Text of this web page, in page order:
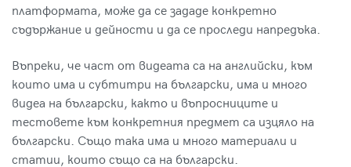
платформата, може да се зададе конкретно
съдържание и дейности и да се проследи напредъка.
Въпреки, че част от видеата са на английски, към
които има и субтитри на български, има и много
видеа на български, както и въпросниците и
тестовете към конкретния предмет са изцяло на
български. Също така има и много материали и
статии, които също са на български.